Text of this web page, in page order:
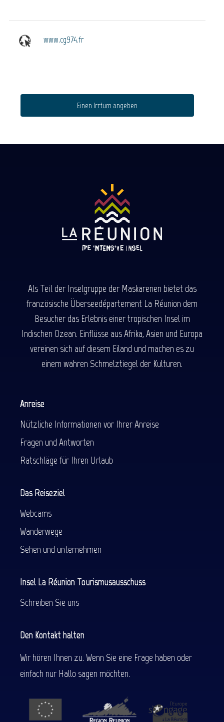
www.cg974.fr
Einen Irrtum angeben
Als Teil der Inselgruppe der Maskarenen bietet das
französische Überseedépartement La Réunion dem
Besucher das Erlebnis einer tropischen Insel im
Indischen Ozean. Einflüsse aus Afrika, Asien und Europa
vereinen sich auf diesem Eiland und machen es zu
einem wahren Schmelztiegel der Kulturen.
Anreise
Nützliche Informationen vor Ihrer Anreise
Fragen und Antworten
Ratschläge für Ihren Urlaub
Das Reiseziel
Webcams
Wanderwege
Sehen und unternehmen
Insel La Réunion Tourismusausschuss
Schreiben Sie uns
Den Kontakt halten
Wir hören Ihnen zu. Wenn Sie eine Frage haben oder
einfach nur Hallo sagen möchten.